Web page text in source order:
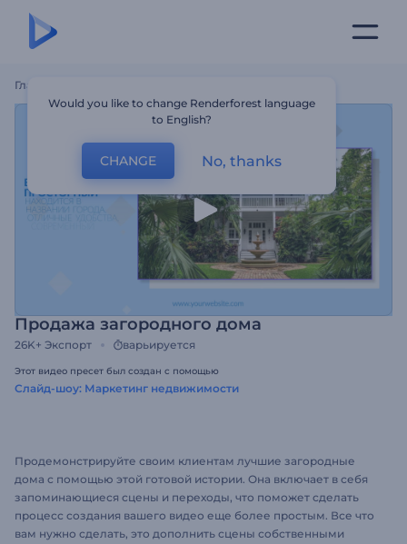
Главная
Продажа загородного дома
26K+ Экспорт варьируется
Этот видео пресет был создан с помощью
Слайд-шоу: Маркетинг недвижимости
Продемонстрируйте своим клиентам лучшие загородные
дома с помощью этой готовой истории. Она включает в себя
запоминающиеся сцены и переходы, что поможет сделать
процесс создания вашего видео еще более простым. Все что
вам нужно сделать, это дополнить сцены собственными
Would you like to change Renderforest language
to English?
CHANGE No, thanks